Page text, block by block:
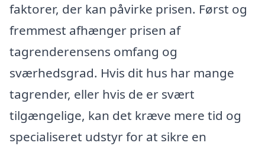
faktorer, der kan påvirke prisen. Først og
fremmest afhænger prisen af
tagrenderensens omfang og
sværhedsgrad. Hvis dit hus har mange
tagrender, eller hvis de er svært
tilgængelige, kan det kræve mere tid og
specialiseret udstyr for at sikre en